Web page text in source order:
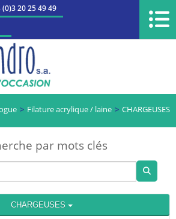
(0)3 20 25 49 49
Filature acrylique / laine CHARGEUSES
par mots clés
CHARGEUSES